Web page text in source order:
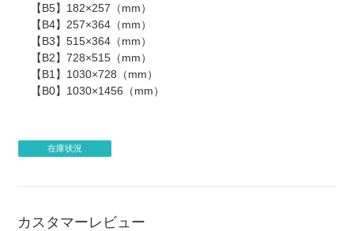
【B5】182×257（mm）
【B4】257×364（mm）
【B3】515×364（mm）
【B2】728×515（mm）
【B1】1030×728（mm）
【B0】1030×1456（mm）
在庫状況
カスタマーレビュー